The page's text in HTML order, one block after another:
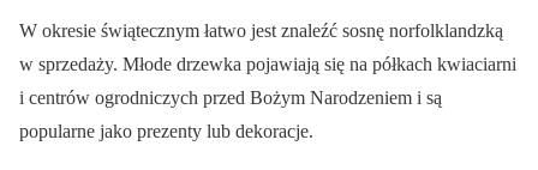
W okresie świątecznym łatwo jest znaleźć sosnę norfolklandzką
w sprzedaży. Młode drzewka pojawiają się na półkach kwiaciarni
i centrów ogrodniczych przed Bożym Narodzeniem i są
popularne jako prezenty lub dekoracje.